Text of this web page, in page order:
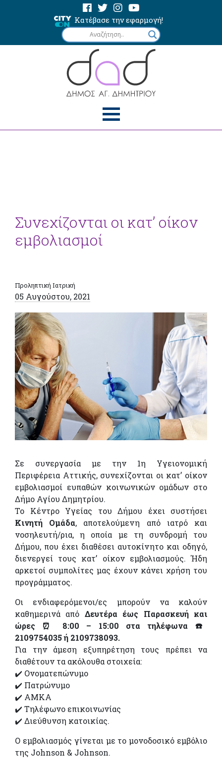
Κατέβασε την εφαρμογή!
Συνεχίζονται οι κατ’ οίκον
εμβολιασμοί
Προληπτική Ιατρική
05 Αυγούστου, 2021
Σε συνεργασία με την 1η Υγειονομική
Περιφέρεια Αττικής, συνεχίζονται οι κατ’ οίκον
εμβολιασμοί ευπαθών κοινωνικών ομάδων στο
Δήμο Αγίου Δημητρίου.
Το Κέντρο Υγείας του Δήμου έχει συστήσει
Κινητή Ομάδα, αποτελούμενη από ιατρό και
νοσηλευτή/ρια, η οποία με τη συνδρομή του
Δήμου, που έχει διαθέσει αυτοκίνητο και οδηγό,
διενεργεί τους κατ’ οίκον εμβολιασμούς. Ήδη
αρκετοί συμπολίτες μας έχουν κάνει χρήση του
προγράμματος.
Οι ενδιαφερόμενοι/ες μπορούν να καλούν
καθημερινά από Δευτέρα έως Παρασκευή και
ώρες ⏰ 8:00 – 15:00 στα τηλέφωνα ☎️
2109754035 ή 2109738093.
Για την άμεση εξυπηρέτηση τους πρέπει να
διαθέτουν τα ακόλουθα στοιχεία:
✔️ Ονοματεπώνυμο
✔️ Πατρώνυμο
✔️ ΑΜΚΑ
✔️ Τηλέφωνο επικοινωνίας
✔️ Διεύθυνση κατοικίας.
Ο εμβολιασμός γίνεται με το μονοδοσικό εμβόλιο
της Johnson & Johnson.